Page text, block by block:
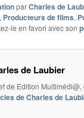
parCharles de
Producteurs de films,
le en favori avec son
de Laubier
de Edition
de Charles de